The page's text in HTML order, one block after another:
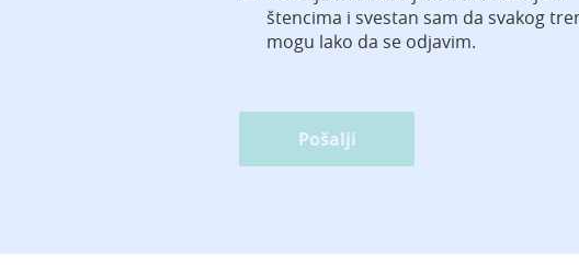
štencima i svestan sam da svakog
mogu lako da se odjavim.
Pošalji